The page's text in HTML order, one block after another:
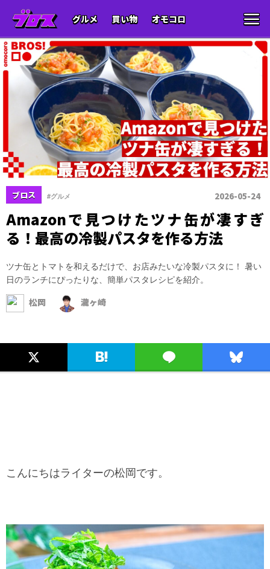
グルメ 買い物 オモコロ
ブロス #グルメ 2026-05-24
Amazonで見つけたツナ缶が凄すぎ
る！最高の冷製パスタを作る方法
ツナ缶とトマトを和えるだけで、お店みたいな冷製パスタに！ 暑い
日のランチにぴったりな、簡単パスタレシピを紹介。
松岡
瀧ヶ崎
こんにちはライターの松岡です。